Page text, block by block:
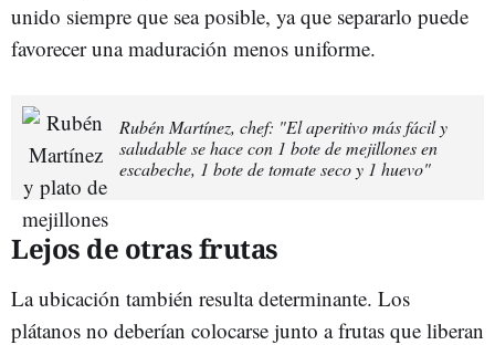
unido siempre que sea posible, ya que separarlo puede
favorecer una maduración menos uniforme.
Rubén Martínez, chef: "El aperitivo más fácil y
saludable se hace con 1 bote de mejillones en
escabeche, 1 bote de tomate seco y 1 huevo"
Lejos de otras frutas
La ubicación también resulta determinante. Los
plátanos no deberían colocarse junto a frutas que liberan